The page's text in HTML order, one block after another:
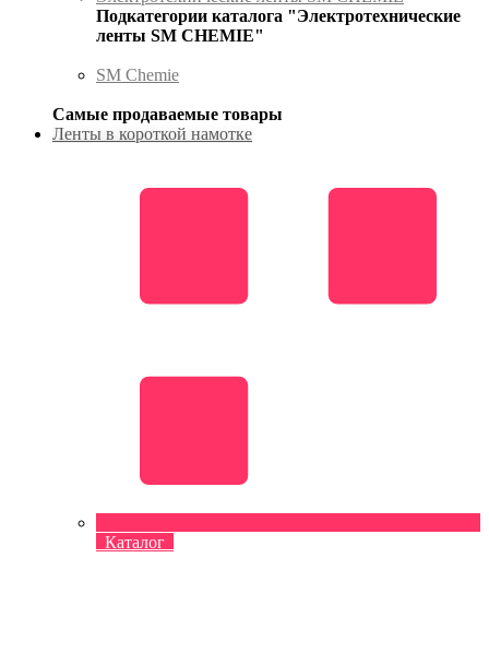
Подкатегории каталога "Электротехнические
ленты SM CHEMIE"
SM Chemie
Самые продаваемые товары
Ленты в короткой намотке
Каталог